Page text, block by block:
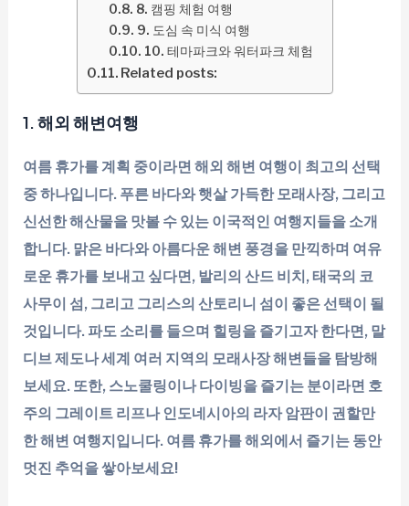
8. 캠핑 체험 여행
9. 도심 속 미식 여행
10. 테마파크와 워터파크 체험
Related posts:
1. 해외 해변여행
여름 휴가를 계획 중이라면 해외 해변 여행이 최고의 선택
중 하나입니다. 푸른 바다와 햇살 가득한 모래사장, 그리고
신선한 해산물을 맛볼 수 있는 이국적인 여행지들을 소개
합니다. 맑은 바다와 아름다운 해변 풍경을 만끽하며 여유
로운 휴가를 보내고 싶다면, 발리의 산드 비치, 태국의 코
사무이 섬, 그리고 그리스의 산토리니 섬이 좋은 선택이 될
것입니다. 파도 소리를 들으며 힐링을 즐기고자 한다면, 말
디브 제도나 세계 여러 지역의 모래사장 해변들을 탐방해
보세요. 또한, 스노쿨링이나 다이빙을 즐기는 분이라면 호
주의 그레이트 리프나 인도네시아의 라자 암판이 권할만
한 해변 여행지입니다. 여름 휴가를 해외에서 즐기는 동안
멋진 추억을 쌓아보세요!